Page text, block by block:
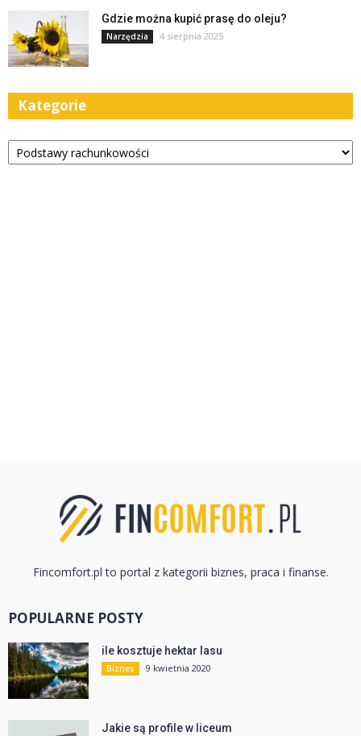
Gdzie można kupić prasę do oleju?
Narzędzia 4 sierpnia 2025
Kategorie
Kategorie
Fincomfort.pl to portal z kategorii biznes, praca i finanse.
POPULARNE POSTY
ile kosztuje hektar lasu
Biznes 9 kwietnia 2020
Jakie są profile w liceum